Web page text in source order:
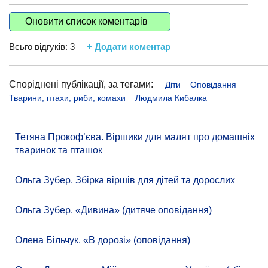
Оновити список коментарів
Всьго відгуків: 3 + Додати коментар
Споріднені публікації, за тегами: Діти
Оповідання
Тварини, птахи, риби, комахи
Людмила Кибалка
Тетяна Прокоф’єва. Віршики для малят про домашніх
тваринок та пташок
Ольга Зубер. Збірка віршів для дітей та дорослих
Ольга Зубер. «Дивина» (дитяче оповідання)
Олена Більчук. «В дорозі» (оповідання)